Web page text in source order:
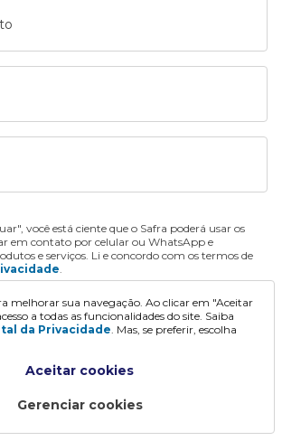
você está ciente que o Safra poderá usar os
em contato por celular ou WhatsApp e
e serviços. Li e concordo com os termos de
.
Continuar
melhorar sua navegação. Ao clicar em "Aceitar
a todas as funcionalidades do site. Saiba
da Privacidade. Mas, se preferir, escolha
Aceitar cookies
Gerenciar cookies